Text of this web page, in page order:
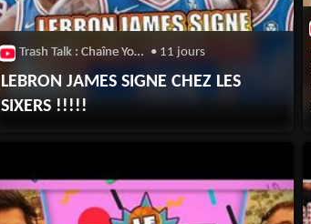
Trash Talk : Chaîne Youtube • 11 jours
LEBRON JAMES SIGNE CHEZ LES
SIXERS !!!!!